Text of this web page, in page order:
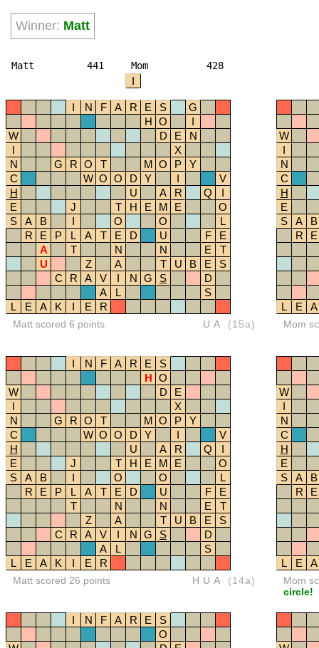
Winner: Matt
Matt 441 Mom 428
I
I N F A R E S
G
H O
I
W
D E
N
I
X
N
G R O T M O P
Y
C
W O O D Y I
V
H
U A R Q
I
E
J T H E M E
O
S
A B I O O
L
R
E P L A T E D U F
E
A
T N N E
T
U
Z A T U B E
S
C
R A V I N G S
D
A
L
S
L
E A K I E R
Matt scored 6 points UA (15a)
W
I
N
C
H
E
S
A
B
R
E
L E A
Mom
I N F A R E
S
H O
W
D
E
I
X
N
G R O T M O P
Y
C
W O O D Y I
V
H
U A R Q
I
E
J T H E M E
O
S
A B I O O
L
R
E P L A T E D U F
E
T
N N E
T
Z
A T U B E
S
C
R A V I N G S
D
A
L
S
L
E A K I E R
Matt scored 26 points HUA (14a)
W
I
N
C
H
E
S
A
B
R
E
L E A
Mom
circle!
I N F A R E
S
O